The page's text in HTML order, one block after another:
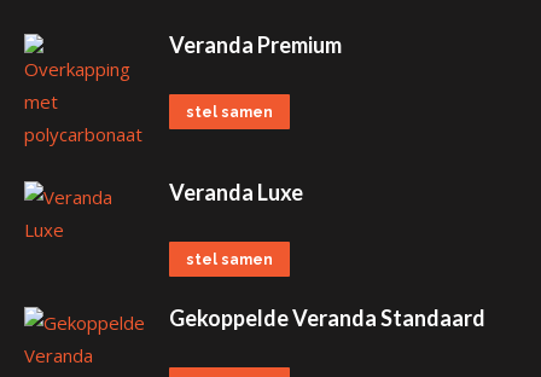
Veranda Premium
stel samen
Veranda Luxe
stel samen
Gekoppelde Veranda Standaard